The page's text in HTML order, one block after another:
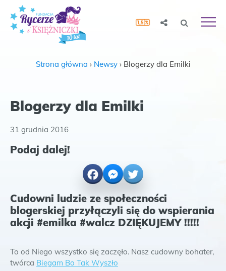
Strona główna › Newsy› Blogerzy dla Emilki
Blogerzy dla Emilki
31 grudnia 2016
Podaj dalej!
FacebookMessenger
Twitter
Cudowni ludzie ze społeczności
blogerskiej przyłączyli się do wspierania
akcji #emilka #walcz DZIĘKUJEMY !!!!!
To od Niego wszystko się zaczęło. Nasz cudowny bohater,
twórca Biegam Bo Tak Wyszło